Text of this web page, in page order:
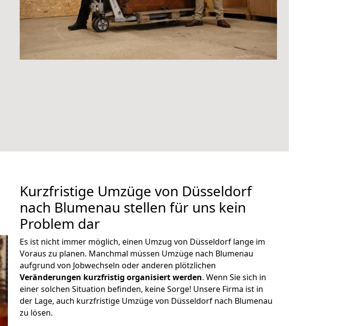
Kurzfristige Umzüge von Düsseldorf
nach Blumenau stellen für uns kein
Problem dar
Es ist nicht immer möglich, einen Umzug von Düsseldorf lange im
Voraus zu planen. Manchmal müssen Umzüge nach Blumenau
aufgrund von Jobwechseln oder anderen plötzlichen
Veränderungen kurzfristig organisiert werden. Wenn Sie sich in
einer solchen Situation befinden, keine Sorge! Unsere Firma ist in
der Lage, auch kurzfristige Umzüge von Düsseldorf nach Blumenau
zu lösen.